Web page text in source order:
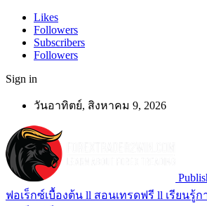
Likes
Followers
Subscribers
Followers
Sign in
วันอาทิตย์, สิงหาคม 9, 2026
ฟอเร็กซ์เบื้องต้น ll สอนเทรดฟรี ll เรียนรู้ก